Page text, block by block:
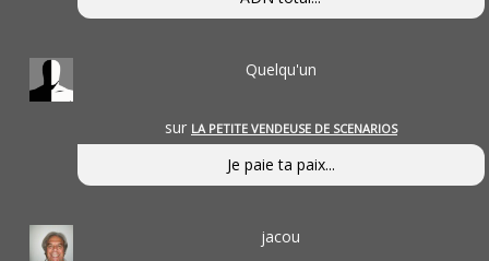
Quelqu'un
sur LA PETITE VENDEUSE DE SCENARIOS
Je paie ta paix...
jacou